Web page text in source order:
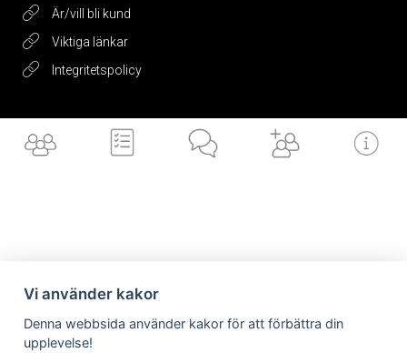
Är/vill bli kund
Viktiga länkar
Integritetspolicy
Få vårtnyhetsbrev
Skicka
oss
Vi använder kakor
Denna webbsida använder kakor för att förbättra din
upplevelse!